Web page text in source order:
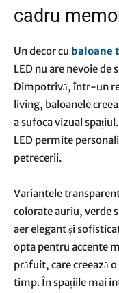
cadru
Un decor cu baloane
LED nu are nevoie
Dimpotrivă, într-un
living, baloanele
a sufoca vizual
LED permite
petrecerii.
Variantele
colorate auriu, verde
aer elegant și
opta pentru accente
prăfuit, care creează
timp. În spațiile mai